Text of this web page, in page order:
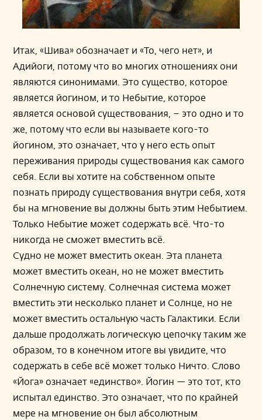
Итак, «Шива» обозначает и «То, чего нет», и
Адийоги, потому что во многих отношениях они
являются синонимами. Это существо, которое
является йогином, и то Небытие, которое
является основой существования, – это одно и то
же, потому что если вы называете кого-то
йогином, это означает, что у него есть опыт
переживания природы существования как самого
себя. Если вы хотите на собственном опыте
познать природу существования внутри себя, хотя
бы на мгновение вы должны быть этим Небытием.
Только Небытие может содержать всё. Что-то
никогда не сможет вместить всё.
Судно не может вместить океан. Эта планета
может вместить океан, но не может вместить
Солнечную систему. Солнечная система может
вместить эти несколько планет и Солнце, но не
может вместить остальную часть Галактики. Если
дальше продолжать логическую цепочку таким же
образом, то в конечном итоге вы увидите, что
содержать в себе всё может только Ничто. Слово
«Йога» означает «единство». Йогин — это тот, кто
испытал единство. Это означает, что по крайней
мере на мгновение он был абсолютным